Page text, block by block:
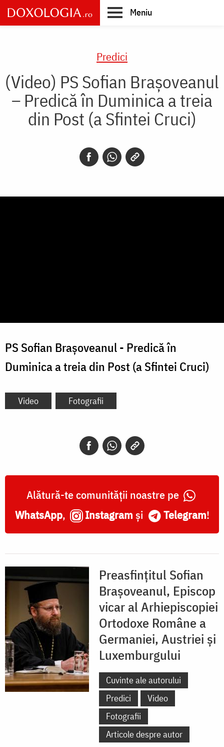
Skip
to
main
Meniu
Predici
(Video) PS Sofian Brașoveanul
– Predică în Duminica a treia
din Post (a Sfintei Cruci)
PS Sofian Brașoveanul - Predică în
Duminica a treia din Post (a Sfintei Cruci)
Video Fotografii
Alătură-te comunității noastre pe
WhatsApp, Instagram și Telegram!
Preasfințitul Sofian
Brașoveanul, Episcop
vicar al Arhiepiscopiei
Ortodoxe Române a
Germaniei, Austriei și
Luxemburgului
Cuvinte ale autorului
Predici
Video
Fotografii
Articole despre autor